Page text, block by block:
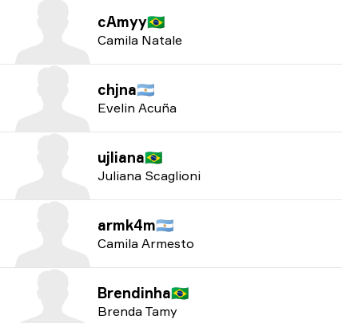
cAmyy🇧🇷
Camila Natale
chjna🇦🇷
Evelin Acuña
ujliana🇧🇷
Juliana Scaglioni
armk4m🇦🇷
Camila Armesto
Brendinha🇧🇷
Brenda Tamy